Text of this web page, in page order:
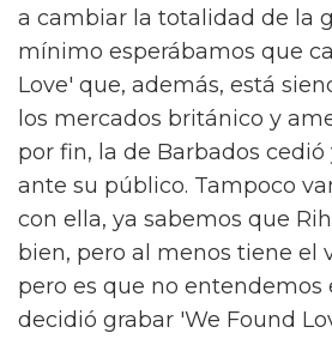
a cambiar la totalidad de la
mínimo esperábamos que
Love' que, además, está
los mercados británico y
por fin, la de Barbados
ante su público. Tampoco
con ella, ya sabemos que
bien, pero al menos tiene el
pero es que no
decidió grabar 'We Found